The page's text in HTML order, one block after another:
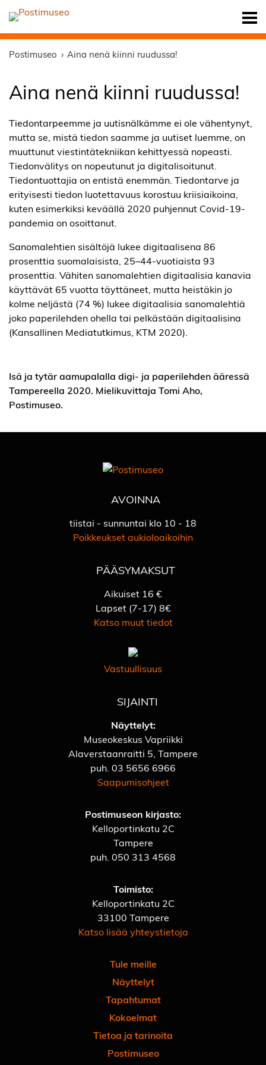
Postimuseo Aina nenä kiinni ruudussa!
Aina nenä kiinni ruudussa!
Tiedontarpeemme ja uutisnälkämme ei ole vähentynyt,
mutta se, mistä tiedon saamme ja uutiset luemme, on
muuttunut viestintätekniikan kehittyessä nopeasti.
Tiedonvälitys on nopeutunut ja digitalisoitunut.
Tiedontuottajia on entistä enemmän. Tiedontarve ja
erityisesti tiedon luotettavuus korostuu kriisiaikoina,
kuten esimerkiksi keväällä 2020 puhjennut Covid-19-
pandemia on osoittanut.
Sanomalehtien sisältöjä lukee digitaalisena 86
prosenttia suomalaisista, 25–44-vuotiaista 93
prosenttia. Vähiten sanomalehtien digitaalisia kanavia
käyttävät 65 vuotta täyttäneet, mutta heistäkin jo
kolme neljästä (74 %) lukee digitaalisia sanomalehtiä
joko paperilehden ohella tai pelkästään digitaalisina
(Kansallinen Mediatutkimus, KTM 2020).
Isä ja tytär aamupalalla digi- ja paperilehden ääressä
Tampereella 2020. Mielikuvittaja Tomi Aho,
Postimuseo.
AVOINNA
tiistai - sunnuntai klo 10 - 18
Poikkeukset aukioloaikoihin
PÄÄSYMAKSUT
Aikuiset 16 €
Lapset (7-17) 8€
Katso muut tiedot
Vastuullisuus
SIJAINTI
Näyttelyt:
Museokeskus Vapriikki
Alaverstaanraitti 5, Tampere
puh. 03 5656 6966
Saapumisohjeet
Postimuseon kirjasto:
Kelloportinkatu 2C
Tampere
puh. 050 313 4568
Toimisto:
Kelloportinkatu 2C
33100 Tampere
Katso lisää yhteystietoja
Tule meille
Näyttelyt
Tapahtumat
Kokoelmat
Tietoa ja tarinoita
Postimuseo